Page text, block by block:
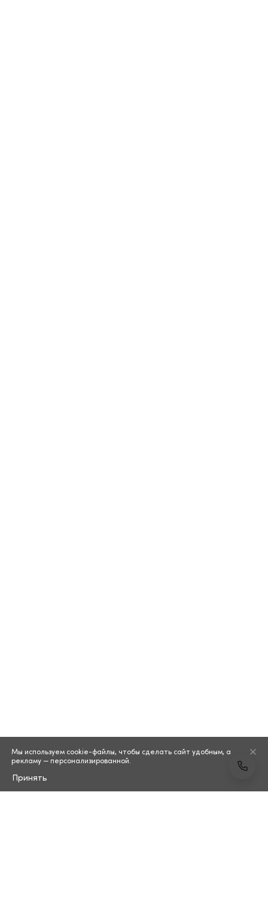
Мы используем cookie-файлы, чтобы сделать сайт удобным, а
рекламу — персонализированной.
Принять